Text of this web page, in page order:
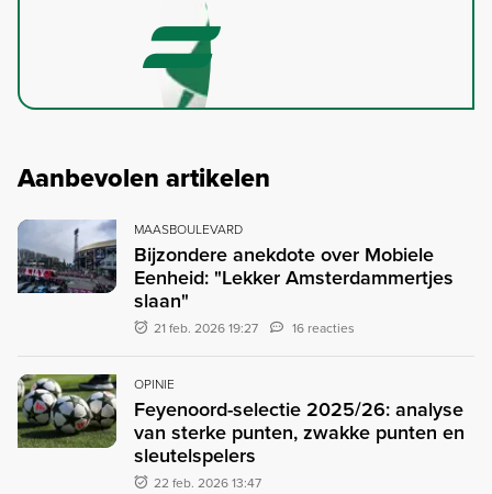
Aanbevolen artikelen
MAASBOULEVARD
Bijzondere anekdote over Mobiele
Eenheid: "Lekker Amsterdammertjes
slaan"
21 feb. 2026 19:27 16 reacties
OPINIE
Feyenoord-selectie 2025/26: analyse
van sterke punten, zwakke punten en
sleutelspelers
22 feb. 2026 13:47